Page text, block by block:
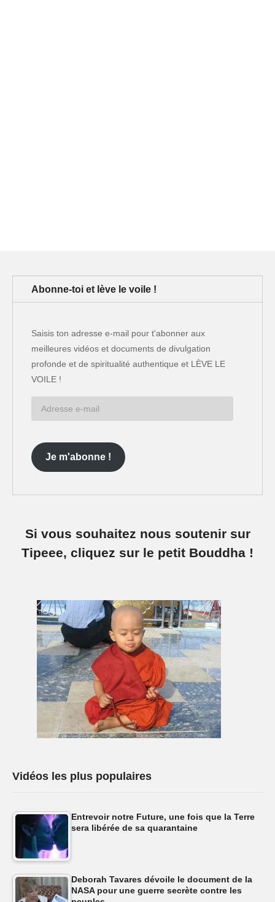
Abonne-toi et lève le voile !
Saisis ton adresse e-mail pour t'abonner aux
meilleures vidéos et documents de divulgation
profonde et de spiritualité authentique et LÈVE LE
VOILE !
Je m'abonne !
Si vous souhaitez nous soutenir sur
Tipeee, cliquez sur le petit Bouddha !
Vidéos les plus populaires
Entrevoir notre Future, une fois que la Terre
sera libérée de sa quarantaine
Deborah Tavares dévoile le document de la
NASA pour une guerre secrète contre les